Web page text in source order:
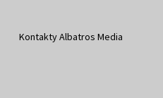
Kontakty Albatros Media